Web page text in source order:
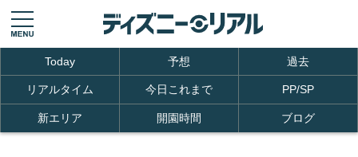
Today 予想 過去
リアルタイム 今日これまで PP/SP
新エリア 開園時間 ブログ